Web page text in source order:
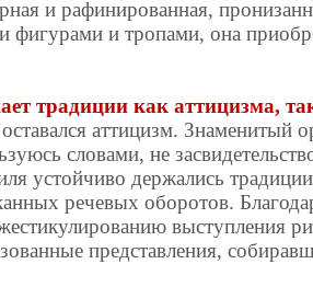
и рафинированная,
и тропами, она
традиции как аттицизма,
аттицизм. Знаменитый
словами, не
устойчиво держались
речевых оборотов.
выступления
представления,